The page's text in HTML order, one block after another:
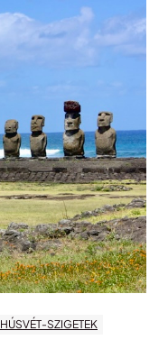
HÚSVÉT-SZIGETEK